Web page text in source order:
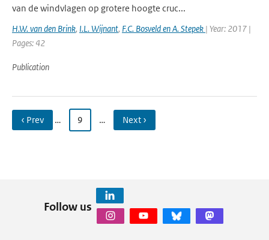
van de windvlagen op grotere hoogte cruc...
H.W. van den Brink, I.L. Wijnant, F.C. Bosveld en A. Stepek | Year: 2017 |
Pages: 42
Publication
‹ Prev … 9 … Next ›
Follow us